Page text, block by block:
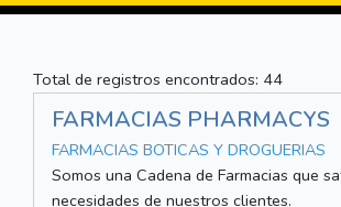
Total de registros encontrados: 44
FARMACIAS PHARMACYS
FARMACIAS BOTICAS Y DROGUERIAS
Somos una Cadena de Farmacias que
necesidades de nuestros clientes.